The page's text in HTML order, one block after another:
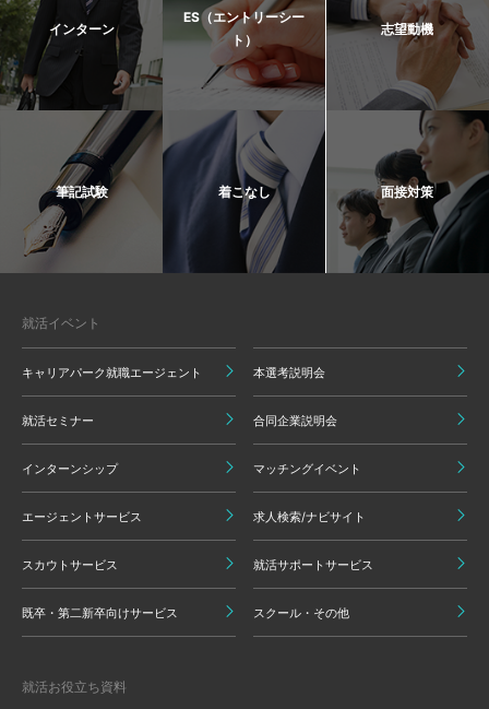
インターン
ES（エントリーシー
ト）
志望動機
筆記試験 着こなし 面接対策
就活イベント
キャリアパーク就職エージェント 本選考説明会
就活セミナー 合同企業説明会
インターンシップ マッチングイベント
エージェントサービス 求人検索/ナビサイト
スカウトサービス 就活サポートサービス
既卒・第二新卒向けサービス スクール・その他
就活お役立ち資料